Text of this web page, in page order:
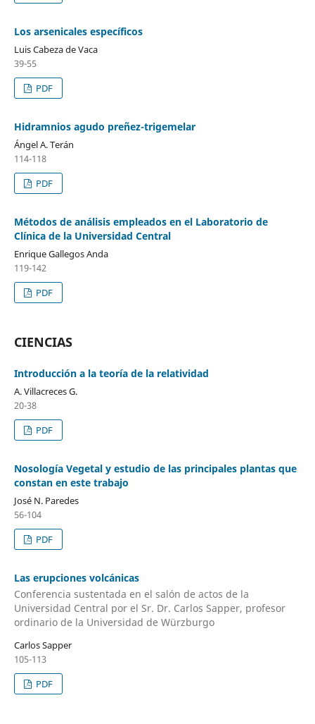
Los arsenicales específicos
Luis Cabeza de Vaca
39-55
PDF
Hidramnios agudo preñez-trigemelar
Ángel A. Terán
114-118
PDF
Métodos de análisis empleados en el Laboratorio de
Clínica de la Universidad Central
Enrique Gallegos Anda
119-142
PDF
CIENCIAS
Introducción a la teoría de la relatividad
A. Villacreces G.
20-38
PDF
Nosología Vegetal y estudio de las principales plantas que
constan en este trabajo
José N. Paredes
56-104
PDF
Las erupciones volcánicas
Conferencia sustentada en el salón de actos de la
Universidad Central por el Sr. Dr. Carlos Sapper, profesor
ordinario de la Universidad de Würzburgo
Carlos Sapper
105-113
PDF